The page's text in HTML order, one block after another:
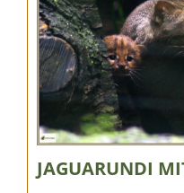
JAGUARUNDI